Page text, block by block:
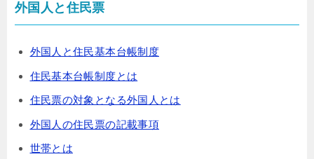
外国人と住民票
外国人と住民基本台帳制度
住民基本台帳制度とは
住民票の対象となる外国人とは
外国人の住民票の記載事項
世帯とは